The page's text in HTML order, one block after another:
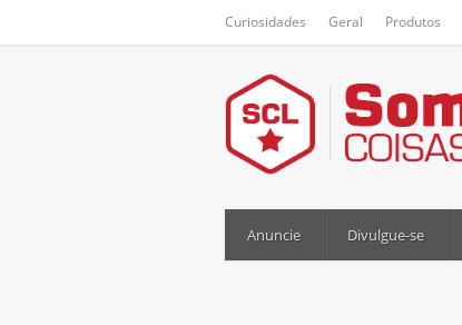
Curiosidades Geral Produtos
Anuncie Divulgue-se